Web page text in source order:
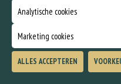
Analytische cookies
Marketing cookies
ALLES ACCEPTEREN